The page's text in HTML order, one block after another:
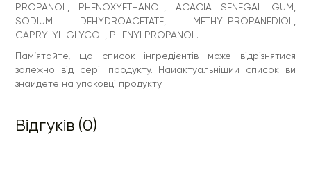
PROPANOL, PHENOXYETHANOL, ACACIA SENEGAL GUM,
SODIUM DEHYDROACETATE, METHYLPROPANEDIOL,
CAPRYLYL GLYCOL, PHENYLPROPANOL.
Пам’ятайте, що список інгредієнтів може відрізнятися
залежно від серії продукту. Найактуальніший список ви
знайдете на упаковці продукту.
Відгуків (0)